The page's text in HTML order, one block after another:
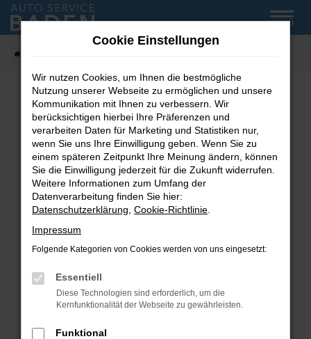
Zum
Hauptinhalt
MENÜ
Fehler: Network Error
Beim Laden ist ein Fehler aufgetreten.
Hier sind ein paar Tipps, die dir helfen können:
Überprüfe deine Firewall und deine
Internetverbindung.
Laden andere Webseiten, zum Beispiel deine
Suchmaschine?
Prüfe deine Browsererweiterungen.
können das Laden bestimmter Seiten
verhindern. Funktioniert die Seite in einem
Fenster?
Cookie Einstellungen
Wir nutzen Cookies, um Ihnen die bestmögliche
Nutzung unserer Webseite zu ermöglichen und unsere
Kommunikation mit Ihnen zu verbessern. Wir
berücksichtigen hierbei Ihre Präferenzen und
verarbeiten Daten für Marketing und Statistiken nur,
wenn Sie uns Ihre Einwilligung geben. Wenn Sie zu
einem späteren Zeitpunkt Ihre Meinung ändern, können
Sie die Einwilligung jederzeit für die Zukunft widerrufen.
Weitere Informationen zum Umfang der
Datenverarbeitung finden Sie hier:
Datenschutzerklärung Cookie-Richtlinie
Impressum
Folgende Kategorien von Cookies werden von uns eingesetzt:
Essentiell
Diese Technologien sind erforderlich, um die
Kernfunktionalität der Webseite zu gewährleisten.
Funktional